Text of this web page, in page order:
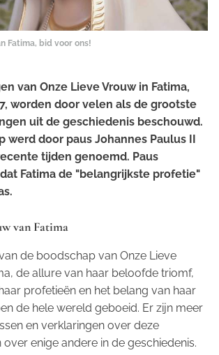
Fatima, bid voor ons!
van Onze Lieve Vrouw in Fatima,
worden door velen als de grootste
uit de geschiedenis beschouwd.
werd door paus Johannes Paulus II
tijden genoemd. Paus
Fatima de "belangrijkste profetie"
van Fatima
de boodschap van Onze Lieve
de allure van haar beloofde triomf,
profetieën en het belang van haar
de hele wereld geboeid. Er zijn meer
en verklaringen over deze
enige andere in de geschiedenis.